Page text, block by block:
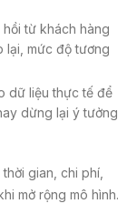
hồi từ khách hàng
lại, mức độ tương
dữ liệu thực tế để
dừng lại ý tưởng
gian, chi phí,
mở rộng mô hình.